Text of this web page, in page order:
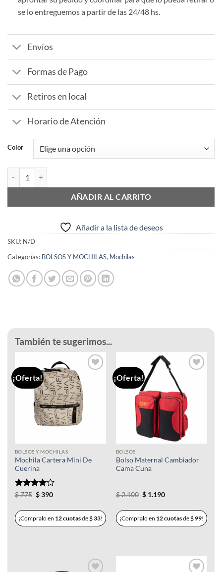
se lo entreguemos a partir de las 24/48 hs.
Envíos
Formas de Pago
Retiros en local
Horario de Atención
Color
AÑADIR AL CARRITO
Añadir a la lista de deseos
SKU: N/D
Categorías: BOLSOS Y MOCHILAS, Mochilas
También te sugerimos...
¡Oferta!
BOLSOS Y MOCHILAS
Mochila Cartera Mini De
Cuerina
Valorado
5
$775 El
$ 775.
$390El
$ 390.
¡Compralo en 12 cuotasde$33!
¡Oferta!
deseos
BOLSOS
Bolso Maternal Cambiador
Cama Cuna
$2.100 El
$ 2.100.
$1.190El
$ 1.190.
¡Compralo en 12 cuotasde$99!